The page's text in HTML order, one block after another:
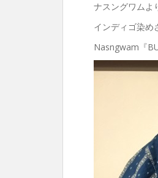
ナスングワムよ
インディゴ染め
Nasngwam『